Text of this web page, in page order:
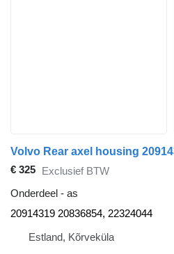
€ 325 Exclusief BTW
Onderdeel - as
20914319 20836854, 22324044
Estland, Kõrveküla